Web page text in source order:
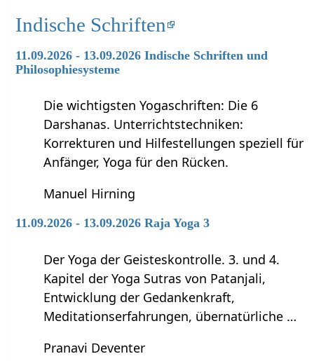
Indische Schriften
11.09.2026 - 13.09.2026 Indische Schriften und
Philosophiesysteme
Die wichtigsten Yogaschriften: Die 6
Darshanas. Unterrichtstechniken:
Korrekturen und Hilfestellungen speziell für
Anfänger, Yoga für den Rücken.
Manuel Hirning
11.09.2026 - 13.09.2026 Raja Yoga 3
Der Yoga der Geisteskontrolle. 3. und 4.
Kapitel der Yoga Sutras von Patanjali,
Entwicklung der Gedankenkraft,
Meditationserfahrungen, übernatürliche …
Pranavi Deventer